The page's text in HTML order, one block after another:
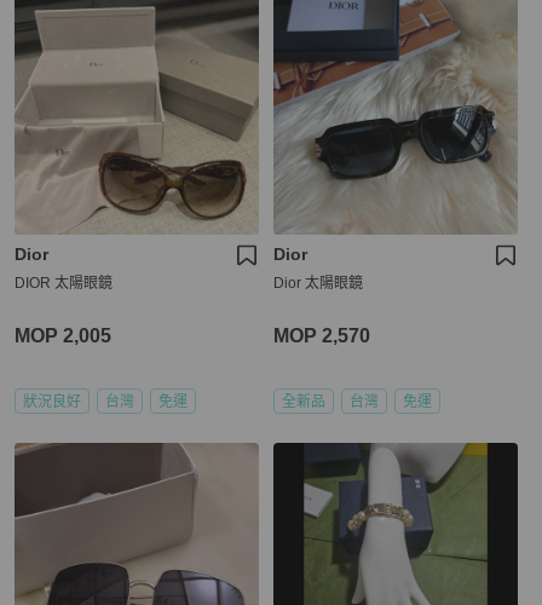
Dior
DIOR 太陽眼鏡
MOP 2,005
狀況良好 台灣 免運
Dior
Dior 太陽眼鏡
MOP 2,570
全新品 台灣 免運